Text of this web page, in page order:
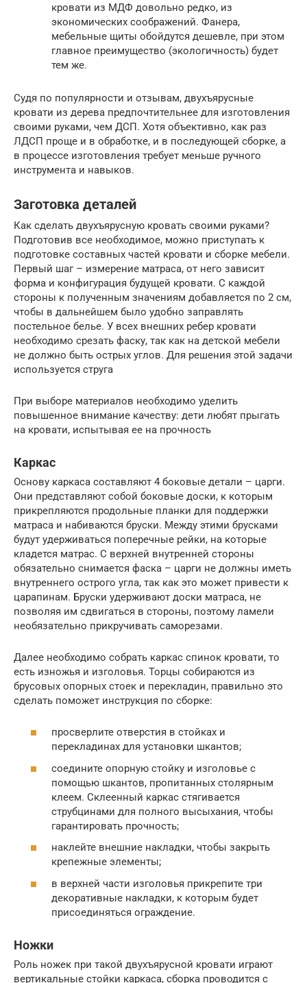
кровати из МДФ довольно редко, из
экономических соображений. Фанера,
мебельные щиты обойдутся дешевле, при этом
главное преимущество (экологичность) будет
тем же.
Судя по популярности и отзывам, двухъярусные
кровати из дерева предпочтительнее для изготовления
своими руками, чем ДСП. Хотя объективно, как раз
ЛДСП проще и в обработке, и в последующей сборке, а
в процессе изготовления требует меньше ручного
инструмента и навыков.
Заготовка деталей
Как сделать двухъярусную кровать своими руками?
Подготовив все необходимое, можно приступать к
подготовке составных частей кровати и сборке мебели.
Первый шаг – измерение матраса, от него зависит
форма и конфигурация будущей кровати. С каждой
стороны к полученным значениям добавляется по 2 см,
чтобы в дальнейшем было удобно заправлять
постельное белье. У всех внешних ребер кровати
необходимо срезать фаску, так как на детской мебели
не должно быть острых углов. Для решения этой задачи
используется струга
При выборе материалов необходимо уделить
повышенное внимание качеству: дети любят прыгать
на кровати, испытывая ее на прочность
Каркас
Основу каркаса составляют 4 боковые детали – царги.
Они представляют собой боковые доски, к которым
прикрепляются продольные планки для поддержки
матраса и набиваются бруски. Между этими брусками
будут удерживаться поперечные рейки, на которые
кладется матрас. С верхней внутренней стороны
обязательно снимается фаска – царги не должны иметь
внутреннего острого угла, так как это может привести к
царапинам. Бруски удерживают доски матраса, не
позволяя им сдвигаться в стороны, поэтому ламели
необязательно прикручивать саморезами.
Далее необходимо собрать каркас спинок кровати, то
есть изножья и изголовья. Торцы собираются из
брусовых опорных стоек и перекладин, правильно это
сделать поможет инструкция по сборке:
просверлите отверстия в стойках и
перекладинах для установки шкантов;
соедините опорную стойку и изголовье с
помощью шкантов, пропитанных столярным
клеем. Склеенный каркас стягивается
струбцинами для полного высыхания, чтобы
гарантировать прочность;
наклейте внешние накладки, чтобы закрыть
крепежные элементы;
в верхней части изголовья прикрепите три
декоративные накладки, к которым будет
присоединяться ограждение.
Ножки
Роль ножек при такой двухъярусной кровати играют
вертикальные стойки каркаса, сборка проводится с